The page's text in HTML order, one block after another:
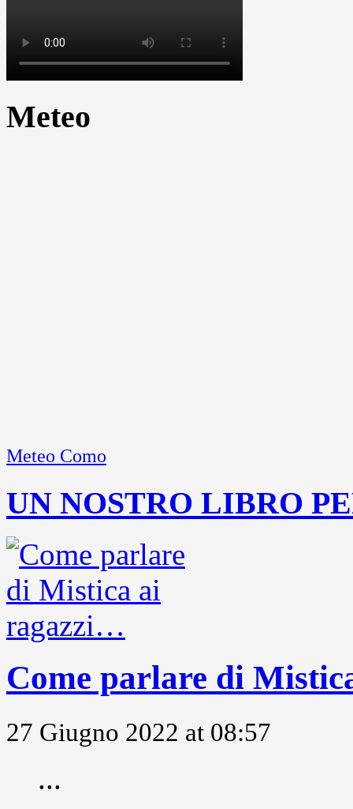
Meteo
Meteo Como
UN NOSTRO LIBRO
Come parlare di
27 Giugno 2022 at 08:57
...